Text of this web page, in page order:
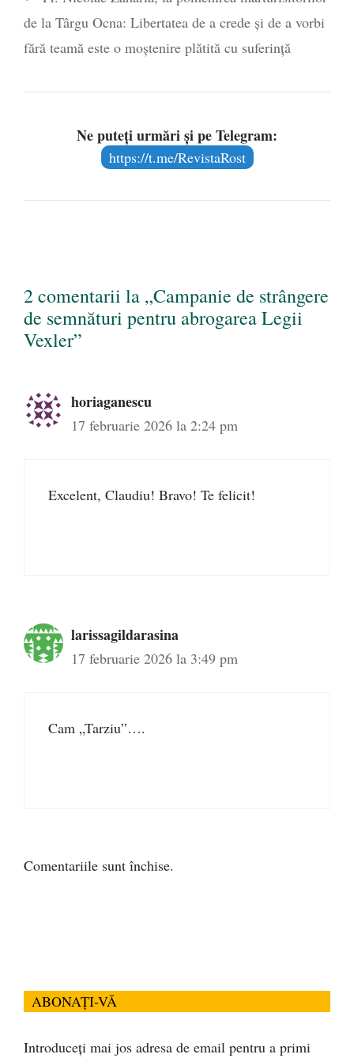
de la Târgu Ocna: Libertatea de a crede și de a vorbi
fără teamă este o moștenire plătită cu suferință
Ne puteți urmări și pe Telegram:
https://t.me/RevistaRost
2 comentarii la „Campanie de strângere
de semnături pentru abrogarea Legii
Vexler”
horiaganescu
17 februarie 2026 la 2:24 pm
Excelent, Claudiu! Bravo! Te felicit!
larissagildarasina
17 februarie 2026 la 3:49 pm
Cam „Tarziu”….
Comentariile sunt închise.
ABONAȚI-VĂ
Introduceți mai jos adresa de email pentru a primi